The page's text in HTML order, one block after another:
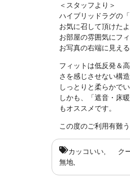
＜スタッフより＞
ハイブリッドラグの
お気に召して頂けた
お部屋の雰囲気にフ
お写真の右端に見え
フィットは低反発＆
さを感じさせない構
しっとりと柔らかで
しかも、「遮音・床
もオススメです。
この度のご利用有難
カッコいい ク
無地